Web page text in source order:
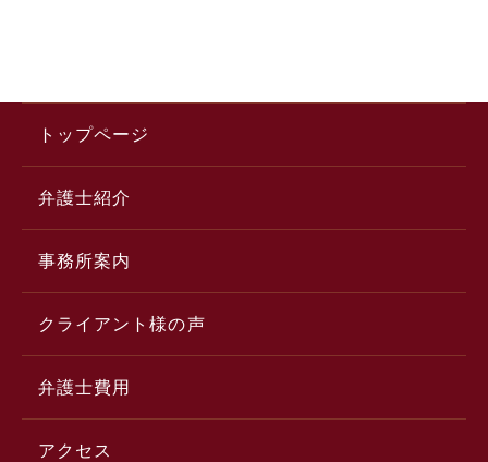
トップページ
弁護士紹介
事務所案内
クライアント様の声
弁護士費用
アクセス